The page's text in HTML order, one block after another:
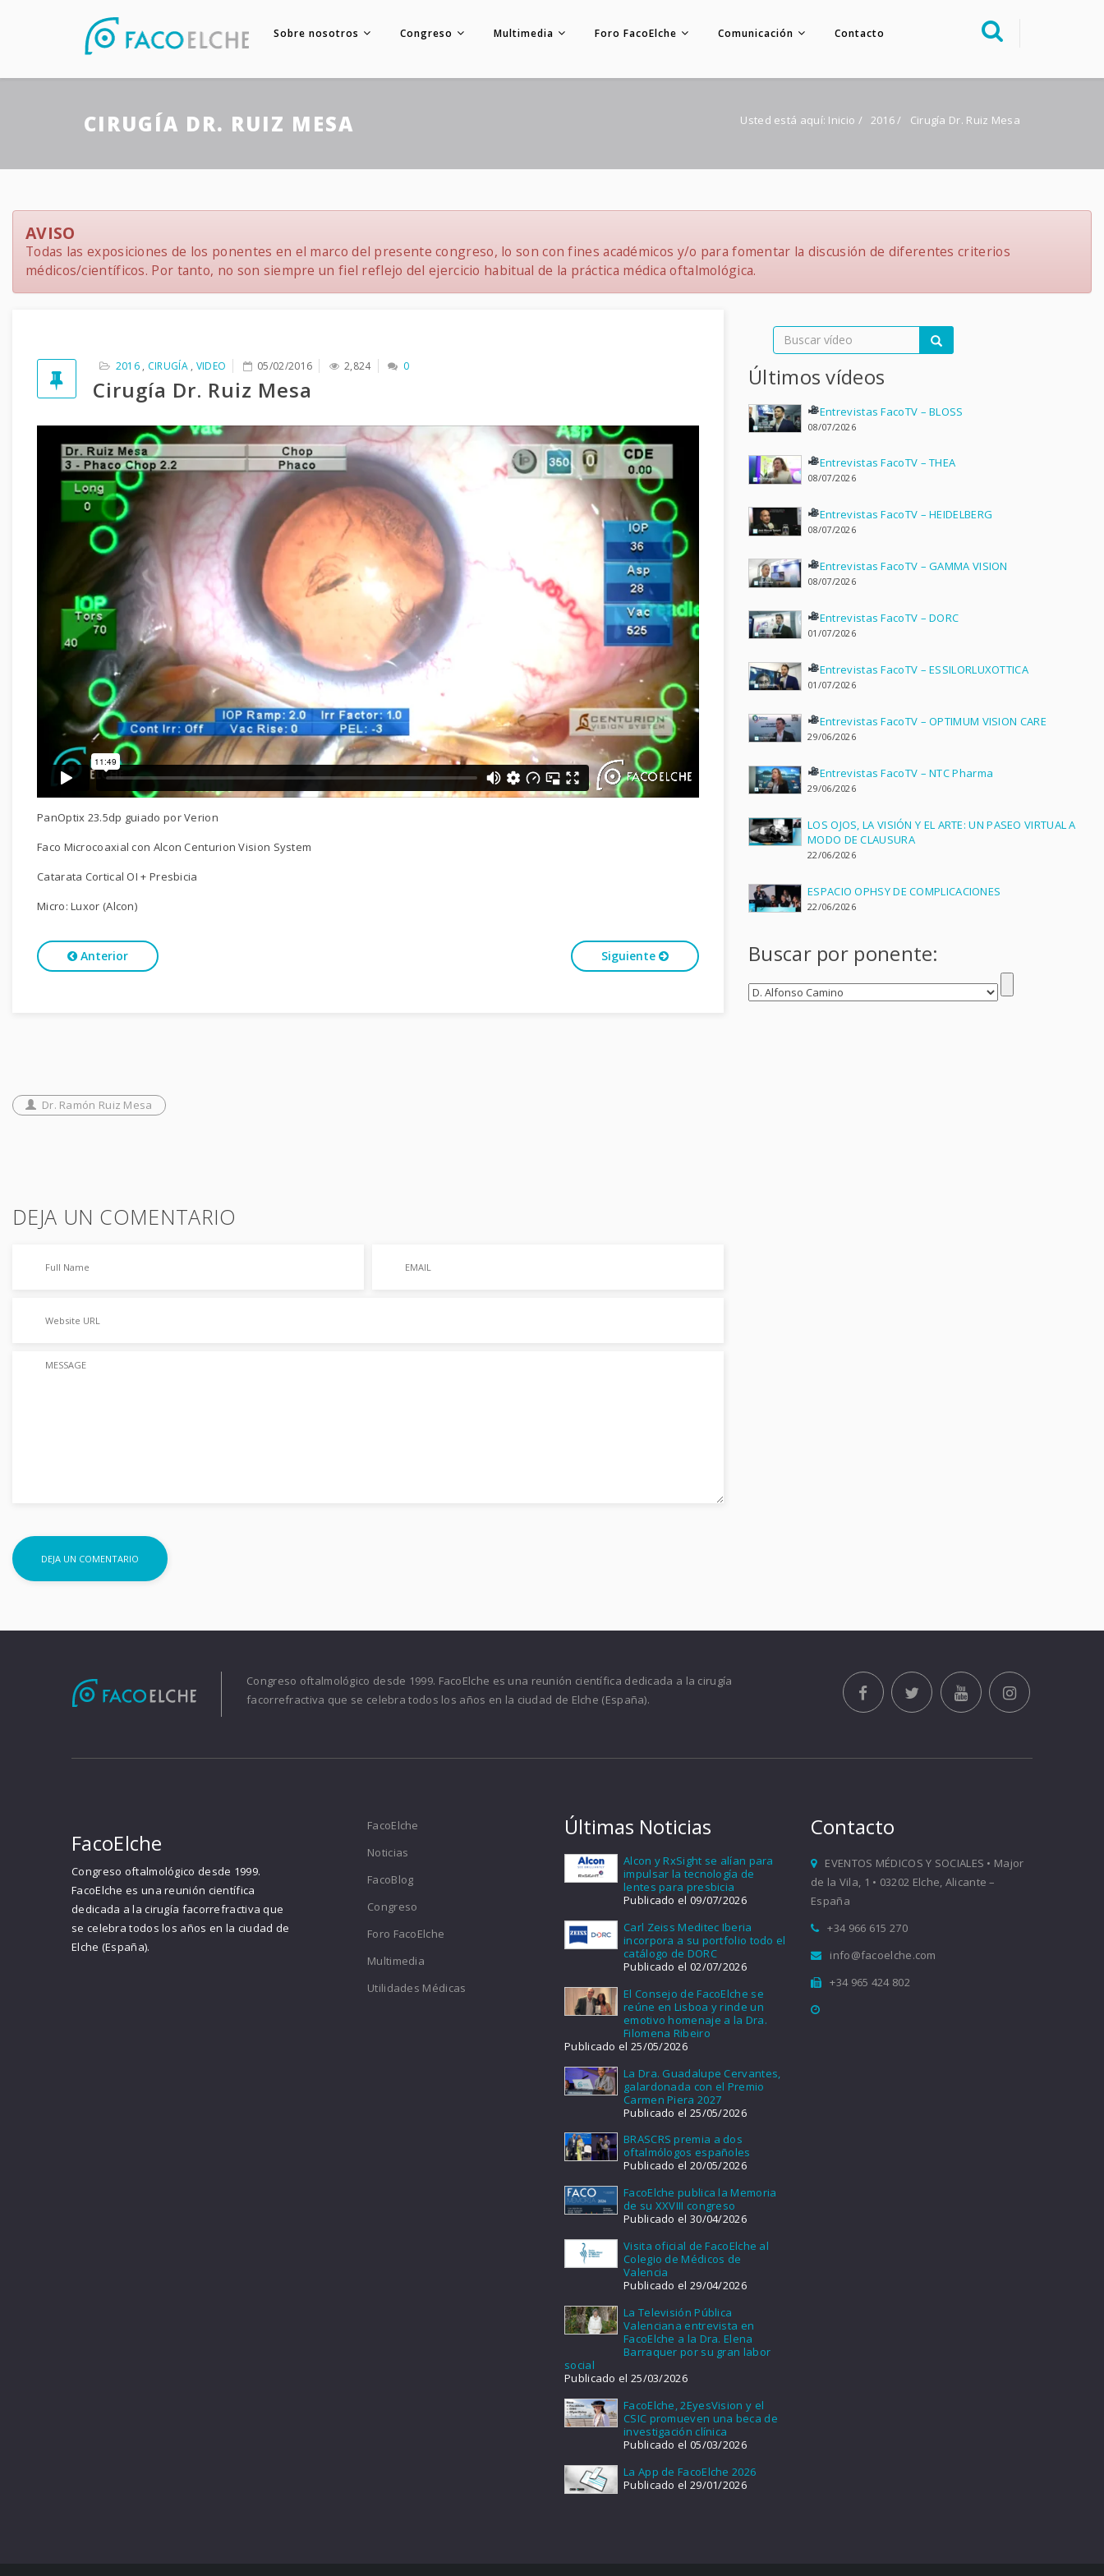
Sobre nosotros Congreso Multimedia Foro FacoElche Comunicación Contacto
Multimedia
Foro FacoElche
Comunicación
Contacto
CIRUGÍA DR. RUIZ MESA Usted está aquí: Inicio / 2016 / Cirugía Dr. Ruiz Mesa
AVISO
Todas las exposiciones de los ponentes en el marco del presente congreso, lo son con fines académicos y/o para fomentar la discusión de diferentes criterios
médicos/científicos. Por tanto, no son siempre un fiel reflejo del ejercicio habitual de la práctica médica oftalmológica.
2016, CIRUGÍA, VIDEO 05/02/2016 2,824 0
Cirugía Dr. Ruiz Mesa
PanOptix 23.5dp guiado por Verion
Faco Microcoaxial con Alcon Centurion Vision System
Catarata Cortical OI + Presbicia
Micro: Luxor (Alcon)
Anterior Siguiente
Dr. Ramón Ruiz Mesa
DEJA UN COMENTARIO
Últimos vídeos
Entrevistas FacoTV – BLOSS
08/07/2026
Entrevistas FacoTV – THEA
08/07/2026
Entrevistas FacoTV – HEIDELBERG
08/07/2026
Entrevistas FacoTV – GAMMA VISION
08/07/2026
Entrevistas FacoTV – DORC
01/07/2026
Entrevistas FacoTV – ESSILORLUXOTTICA
01/07/2026
Entrevistas FacoTV – OPTIMUM VISION CARE
29/06/2026
Entrevistas FacoTV – NTC Pharma
29/06/2026
LOS OJOS, LA VISIÓN Y EL ARTE: UN PASEO VIRTUAL A
MODO DE CLAUSURA
22/06/2026
ESPACIO OPHSY DE COMPLICACIONES
22/06/2026
Buscar por ponente:
Congreso oftalmológico desde 1999. FacoElche es una reunión científica dedicada a la cirugía
facorrefractiva que se celebra todos los años en la ciudad de Elche (España).
FacoElche
Congreso oftalmológico desde 1999.
FacoElche es una reunión científica
dedicada a la cirugía facorrefractiva que
se celebra todos los años en la ciudad de
Elche (España).
FacoElche
Noticias
FacoBlog
Congreso
Foro FacoElche
Multimedia
Utilidades Médicas
Últimas Noticias
Alcon y RxSight se alían para
impulsar la tecnología de
lentes para presbicia
Publicado el 09/07/2026
Carl Zeiss Meditec Iberia
incorpora a su portfolio todo el
catálogo de DORC
Publicado el 02/07/2026
El Consejo de FacoElche se
reúne en Lisboa y rinde un
emotivo homenaje a la Dra.
Filomena Ribeiro
Publicado el 25/05/2026
La Dra. Guadalupe Cervantes,
galardonada con el Premio
Carmen Piera 2027
Publicado el 25/05/2026
BRASCRS premia a dos
oftalmólogos españoles
Publicado el 20/05/2026
FacoElche publica la Memoria
de su XXVIII congreso
Publicado el 30/04/2026
Visita oficial de FacoElche al
Colegio de Médicos de
Valencia
Publicado el 29/04/2026
La Televisión Pública
Valenciana entrevista en
FacoElche a la Dra. Elena
Barraquer por su gran labor
social
Publicado el 25/03/2026
FacoElche, 2EyesVision y el
CSIC promueven una beca de
investigación clínica
Publicado el 05/03/2026
La App de FacoElche 2026
Publicado el 29/01/2026
Contacto
EVENTOS MÉDICOS Y SOCIALES • Major
de la Vila, 1 • 03202 Elche, Alicante –
España
+34 966 615 270
info@facoelche.com
+34 965 424 802